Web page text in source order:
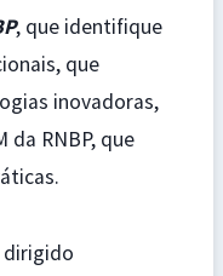
, que identifique
que
inovadoras,
da RNBP, que
dirigido